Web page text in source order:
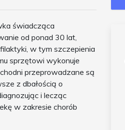
świadcząca
od ponad 30 lat,
w tym szczepienia
sprzętowi wykonuje
przeprowadzane są
z dbałością o
i lecząc
w zakresie chorób